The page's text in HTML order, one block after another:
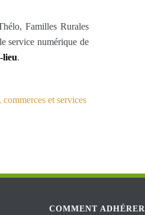
Familles Rurales
service numérique de
lieu.
et services
COMMENT